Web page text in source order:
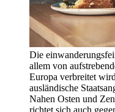
Die
allem von
Europa verbreitet
ausländische
Nahen Osten und